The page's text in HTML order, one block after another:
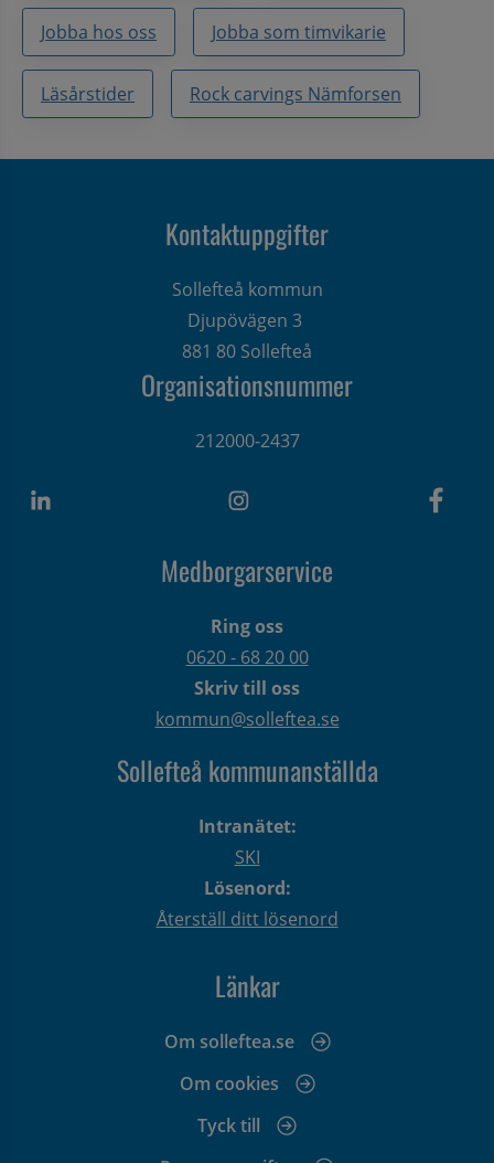
Jobba hos oss Jobba som timvikarie
Läsårstider Rock carvings Nämforsen
Kontaktuppgifter
Sollefteå kommun
Djupövägen 3
881 80 Sollefteå
Organisationsnummer
212000-2437
Medborgarservice
Ring oss
0620 - 68 20 00
Skriv till oss
kommun@solleftea.se
Sollefteå kommunanställda
Intranätet:
SKI
Lösenord:
Återställ ditt lösenord
Länkar
Om solleftea.se
Om cookies
Tyck till